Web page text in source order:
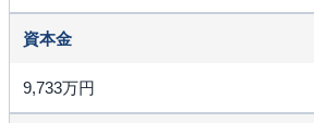
資本金
9,733万円